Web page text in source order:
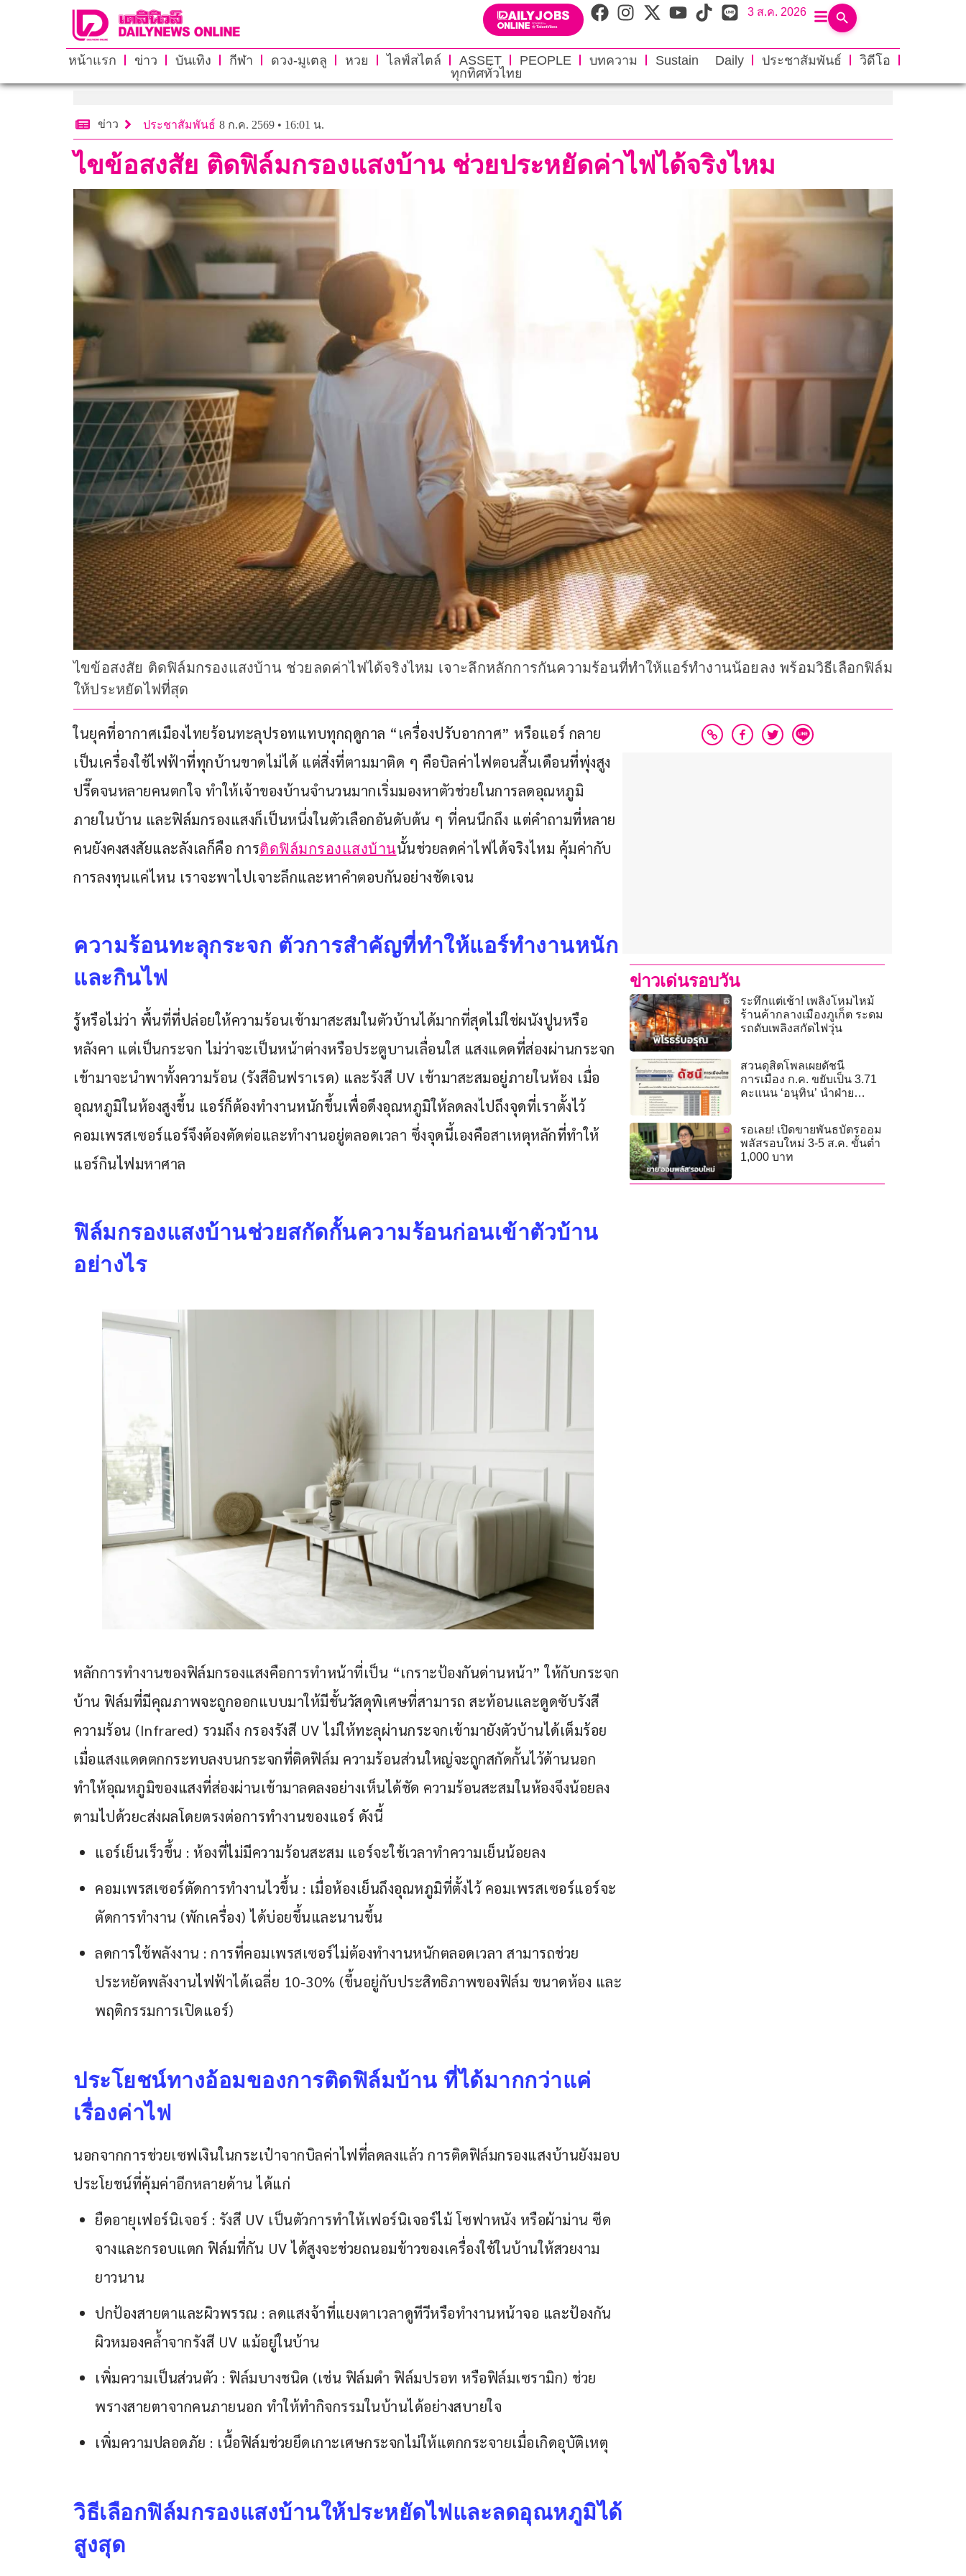
3 ส.ค. 2026
หน้าแรก ข่าว บันเทิง กีฬา ดวง-มูเตลู หวย ไลฟ์สไตล์ ASSET PEOPLE บทความ Sustain Daily ประชาสัมพันธ์
วิดีโอ
ทุกทิศทั่วไทย
ข่าว ประชาสัมพันธ์ 8 ก.ค. 2569 • 16:01 น.
ไขข้อสงสัย ติดฟิล์มกรองแสงบ้าน ช่วยประหยัดค่าไฟได้จริงไหม
ไขข้อสงสัย ติดฟิล์มกรองแสงบ้าน ช่วยลดค่าไฟได้จริงไหม เจาะลึกหลักการกันความร้อนที่ทำให้แอร์ทำงานน้อยลง พร้อมวิธีเลือกฟิล์ม
ให้ประหยัดไฟที่สุด
ในยุคที่อากาศเมืองไทยร้อนทะลุปรอทแทบทุกฤดูกาล “เครื่องปรับอากาศ” หรือแอร์ กลาย
เป็นเครื่องใช้ไฟฟ้าที่ทุกบ้านขาดไม่ได้ แต่สิ่งที่ตามมาติด ๆ คือบิลค่าไฟตอนสิ้นเดือนที่พุ่งสูง
ปรี๊ดจนหลายคนตกใจ ทำให้เจ้าของบ้านจำนวนมากเริ่มมองหาตัวช่วยในการลดอุณหภูมิ
ภายในบ้าน และฟิล์มกรองแสงก็เป็นหนึ่งในตัวเลือกอันดับต้น ๆ ที่คนนึกถึง แต่คำถามที่หลาย
คนยังคงสงสัยและลังเลก็คือ การติดฟิล์มกรองแสงบ้านนั้นช่วยลดค่าไฟได้จริงไหม คุ้มค่ากับ
การลงทุนแค่ไหน เราจะพาไปเจาะลึกและหาคำตอบกันอย่างชัดเจน
ความร้อนทะลุกระจก ตัวการสำคัญที่ทำให้แอร์ทำงานหนัก
และกินไฟ
รู้หรือไม่ว่า พื้นที่ที่ปล่อยให้ความร้อนเข้ามาสะสมในตัวบ้านได้มากที่สุดไม่ใช่ผนังปูนหรือ
หลังคา แต่เป็นกระจก ไม่ว่าจะเป็นหน้าต่างหรือประตูบานเลื่อนใส แสงแดดที่ส่องผ่านกระจก
เข้ามาจะนำพาทั้งความร้อน (รังสีอินฟราเรด) และรังสี UV เข้ามาสะสมอยู่ภายในห้อง เมื่อ
อุณหภูมิในห้องสูงขึ้น แอร์ก็ต้องทำงานหนักขึ้นเพื่อดึงอุณหภูมิให้ลดลงไปถึงจุดที่เราตั้งไว้
คอมเพรสเซอร์แอร์จึงต้องตัดต่อและทำงานอยู่ตลอดเวลา ซึ่งจุดนี้เองคือสาเหตุหลักที่ทำให้
แอร์กินไฟมหาศาล
ฟิล์มกรองแสงบ้านช่วยสกัดกั้นความร้อนก่อนเข้าตัวบ้าน
อย่างไร
หลักการทำงานของฟิล์มกรองแสงคือการทำหน้าที่เป็น “เกราะป้องกันด่านหน้า” ให้กับกระจก
บ้าน ฟิล์มที่มีคุณภาพจะถูกออกแบบมาให้มีชั้นวัสดุพิเศษที่สามารถ สะท้อนและดูดซับรังสี
ความร้อน (Infrared) รวมถึง กรองรังสี UV ไม่ให้ทะลุผ่านกระจกเข้ามายังตัวบ้านได้เต็มร้อย
เมื่อแสงแดดตกกระทบลงบนกระจกที่ติดฟิล์ม ความร้อนส่วนใหญ่จะถูกสกัดกั้นไว้ด้านนอก
ทำให้อุณหภูมิของแสงที่ส่องผ่านเข้ามาลดลงอย่างเห็นได้ชัด ความร้อนสะสมในห้องจึงน้อยลง
ตามไปด้วยcส่งผลโดยตรงต่อการทำงานของแอร์ ดังนี้
แอร์เย็นเร็วขึ้น : ห้องที่ไม่มีความร้อนสะสม แอร์จะใช้เวลาทำความเย็นน้อยลง
คอมเพรสเซอร์ตัดการทำงานไวขึ้น : เมื่อห้องเย็นถึงอุณหภูมิที่ตั้งไว้ คอมเพรสเซอร์แอร์จะ
ตัดการทำงาน (พักเครื่อง) ได้บ่อยขึ้นและนานขึ้น
ลดการใช้พลังงาน : การที่คอมเพรสเซอร์ไม่ต้องทำงานหนักตลอดเวลา สามารถช่วย
ประหยัดพลังงานไฟฟ้าได้เฉลี่ย 10-30% (ขึ้นอยู่กับประสิทธิภาพของฟิล์ม ขนาดห้อง และ
พฤติกรรมการเปิดแอร์)
ประโยชน์ทางอ้อมของการติดฟิล์มบ้าน ที่ได้มากกว่าแค่
เรื่องค่าไฟ
นอกจากการช่วยเซฟเงินในกระเป๋าจากบิลค่าไฟที่ลดลงแล้ว การติดฟิล์มกรองแสงบ้านยังมอบ
ประโยชน์ที่คุ้มค่าอีกหลายด้าน ได้แก่
ยืดอายุเฟอร์นิเจอร์ : รังสี UV เป็นตัวการทำให้เฟอร์นิเจอร์ไม้ โซฟาหนัง หรือผ้าม่าน ซีด
จางและกรอบแตก ฟิล์มที่กัน UV ได้สูงจะช่วยถนอมข้าวของเครื่องใช้ในบ้านให้สวยงาม
ยาวนาน
ปกป้องสายตาและผิวพรรณ : ลดแสงจ้าที่แยงตาเวลาดูทีวีหรือทำงานหน้าจอ และป้องกัน
ผิวหมองคล้ำจากรังสี UV แม้อยู่ในบ้าน
เพิ่มความเป็นส่วนตัว : ฟิล์มบางชนิด (เช่น ฟิล์มดำ ฟิล์มปรอท หรือฟิล์มเซรามิก) ช่วย
พรางสายตาจากคนภายนอก ทำให้ทำกิจกรรมในบ้านได้อย่างสบายใจ
เพิ่มความปลอดภัย : เนื้อฟิล์มช่วยยึดเกาะเศษกระจกไม่ให้แตกกระจายเมื่อเกิดอุบัติเหตุ
วิธีเลือกฟิล์มกรองแสงบ้านให้ประหยัดไฟและลดอุณหภูมิได้
สูงสุด
ข่าวเด่นรอบวัน
ระทึกแต่เช้า! เพลิงโหมไหม้
ร้านค้ากลางเมืองภูเก็ต ระดม
รถดับเพลิงสกัดไฟวุ่น
สวนดุสิตโพลเผยดัชนี
การเมือง ก.ค. ขยับเป็น 3.71
คะแนน ‘อนุทิน’ นำฝ่าย
รอเลย! เปิดขายพันธบัตรออม
พลัสรอบใหม่ 3-5 ส.ค. ขั้นต่ำ
1,000 บาท